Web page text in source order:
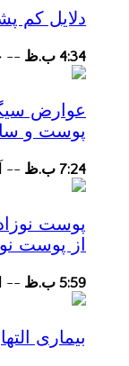
دلایل کم
4:34 ب.ظ --
عوارض
پوست و
7:24 ب.ظ --
پوست
از پوست
5:59 ب.ظ --
بیماری